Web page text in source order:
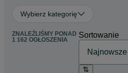
Wybierz kategorię
ZNALEŹLIŚMY PONAD
1 162 OGŁOSZENIA
Sortowanie